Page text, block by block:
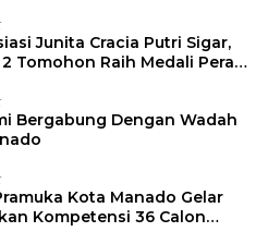
Junita Cracia Putri Sigar,
Tomohon Raih Medali Perak
Bergabung Dengan Wadah
Kota Manado Gelar
Kompetensi 36 Calon